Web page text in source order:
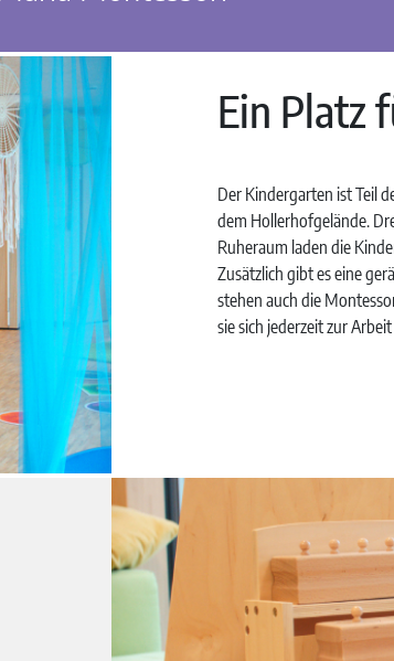
Ein Platz
Der Kindergarten ist Teil
dem Hollerhofgelände.
Ruheraum laden die
Zusätzlich gibt es eine
stehen auch die
sie sich jederzeit zur